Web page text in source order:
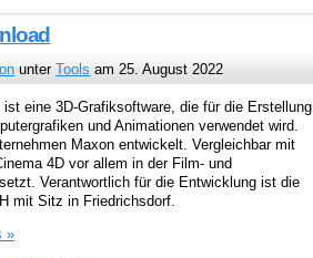
unterTools am 25. August 2022
eine 3D-Grafiksoftware, die für die Erstellung
und Animationen verwendet wird.
Maxon entwickelt. Vergleichbar mit
4D vor allem in der Film- und
Verantwortlich für die Entwicklung ist die
mit Sitz in Friedrichsdorf.
»